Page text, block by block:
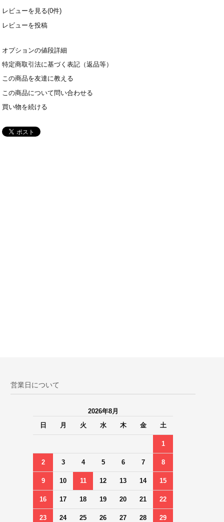
レビューを見る(0件)
レビューを投稿
オプションの値段詳細
特定商取引法に基づく表記（返品等）
この商品を友達に教える
この商品について問い合わせる
買い物を続ける
営業日について
2026年8月
日
月 火 水 木 金 土
1
2 3 4 5 6 7 8
9 10 11 12 13 14 15
16 17 18 19 20 21 22
23 24 25 26 27 28 29